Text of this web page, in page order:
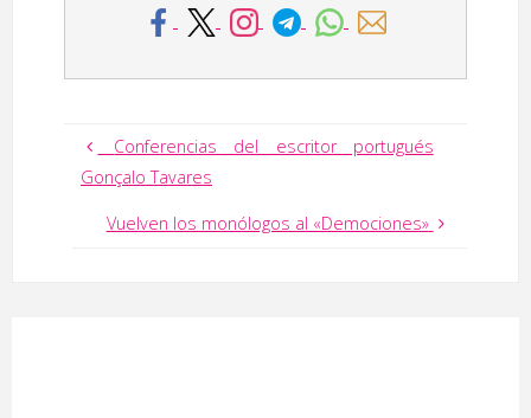
Conferencias del escritor portugués
Gonçalo Tavares
Vuelven los monólogos al «Demociones»